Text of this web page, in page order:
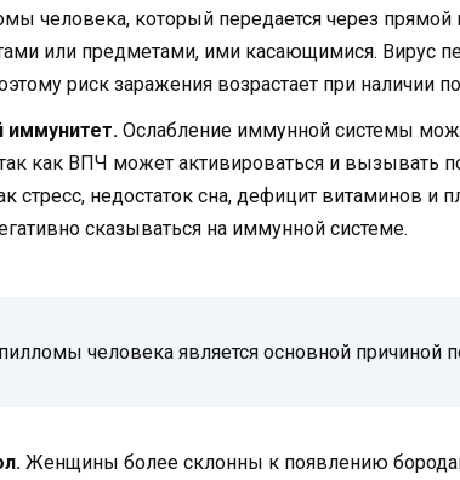
человека, который передается через
или предметами, ими касающимися. Вирус
риск заражения возрастает при наличии
иммунитет. Ослабление иммунной системы
так как ВПЧ может активироваться и вызывать
стресс, недостаток сна, дефицит витаминов и
сказываться на иммунной системе.
человека является основной причиной
Женщины более склонны к появлению